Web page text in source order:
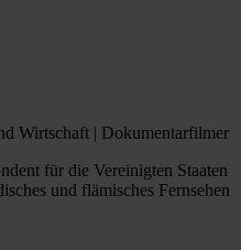
Wirtschaft | Dokumentarfilmer
für die Vereinigten Staaten
und flämisches Fernsehen